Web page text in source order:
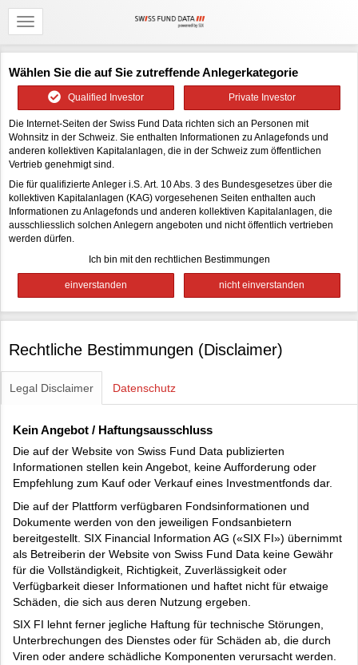
Wählen Sie die auf Sie zutreffende Anlegerkategorie
Qualified Investor Private Investor
Die Internet-Seiten der Swiss Fund Data richten sich an Personen mit
Wohnsitz in der Schweiz. Sie enthalten Informationen zu Anlagefonds und
anderen kollektiven Kapitalanlagen, die in der Schweiz zum öffentlichen
Vertrieb genehmigt sind.
Die für qualifizierte Anleger i.S. Art. 10 Abs. 3 des Bundesgesetzes über die
kollektiven Kapitalanlagen (KAG) vorgesehenen Seiten enthalten auch
Informationen zu Anlagefonds und anderen kollektiven Kapitalanlagen, die
ausschliesslich solchen Anlegern angeboten und nicht öffentlich vertrieben
werden dürfen.
Ich bin mit den rechtlichen Bestimmungen
Rechtliche Bestimmungen (Disclaimer)
Legal Disclaimer Datenschutz
Kein Angebot / Haftungsausschluss
Die auf der Website von Swiss Fund Data publizierten
Informationen stellen kein Angebot, keine Aufforderung oder
Empfehlung zum Kauf oder Verkauf eines Investmentfonds dar.
Die auf der Plattform verfügbaren Fondsinformationen und
Dokumente werden von den jeweiligen Fondsanbietern
bereitgestellt. SIX Financial Information AG («SIX FI») übernimmt
als Betreiberin der Website von Swiss Fund Data keine Gewähr
für die Vollständigkeit, Richtigkeit, Zuverlässigkeit oder
Verfügbarkeit dieser Informationen und haftet nicht für etwaige
Schäden, die sich aus deren Nutzung ergeben.
SIX FI lehnt ferner jegliche Haftung für technische Störungen,
Unterbrechungen des Dienstes oder für Schäden ab, die durch
Viren oder andere schädliche Komponenten verursacht werden.